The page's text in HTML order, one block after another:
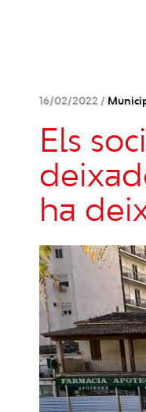
16/02/2022 /
Els
ha